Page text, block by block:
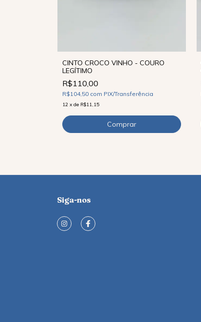
CINTO CROCO VINHO - COURO
LEGÍTIMO
R$110,00
R$104,50 com PIX/Transferência
12 x de R$11,15
Siga-nos